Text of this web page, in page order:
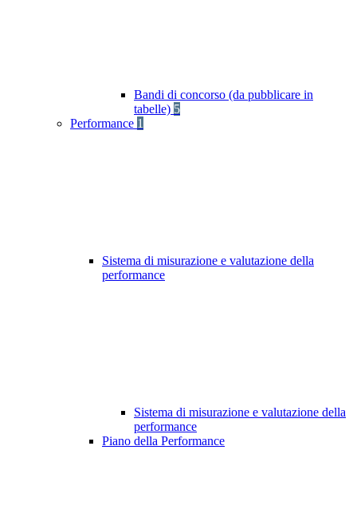
Bandi di concorso (da pubblicare in
tabelle) 5
Performance 1
Sistema di misurazione e valutazione della
performance
Sistema di misurazione e valutazione della
performance
Piano della Performance